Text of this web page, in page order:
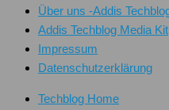
Über uns -Addis
Addis Techblog Media Kit
Impressum
Datenschutzerklärung
Techblog Home